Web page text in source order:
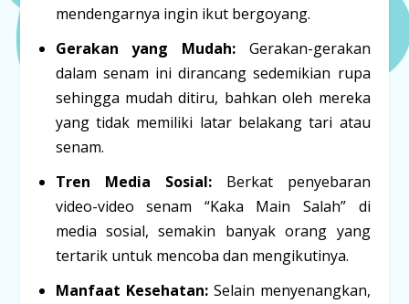
mendengarnya ingin ikut bergoyang.
Gerakan yang Mudah:Gerakan-gerakan
dalam senam ini dirancang sedemikian rupa
sehingga mudah ditiru, bahkan oleh mereka
yang tidak memiliki latar belakang tari atau
senam.
Tren Media Sosial:Berkat penyebaran
video-video senam “Kaka Main Salah” di
media sosial, semakin banyak orang yang
tertarik untuk mencoba dan mengikutinya.
Manfaat Kesehatan:Selain menyenangkan,